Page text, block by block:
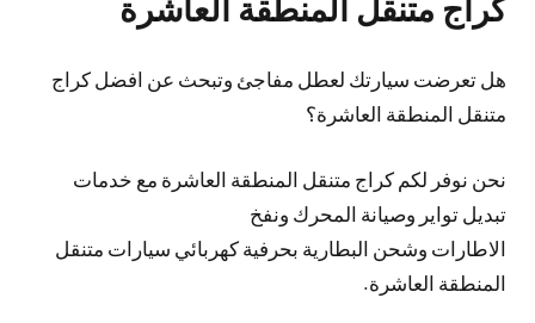
هل تعرضت سيارتك لعطل مفاجئ وتبحث عن افضل كراج
متنقل المنطقة العاشرة؟
نحن نوفر لكم كراج متنقل المنطقة العاشرة مع خدمات
تبديل تواير وصيانة المحرك ونفخ
الاطارات وشحن البطارية بحرفية كهربائي سيارات متنقل
المنطقة العاشرة.